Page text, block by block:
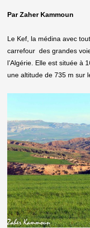
Par Zaher Kammoun
Le Kef, la médina avec
carrefour des grandes
l’Algérie. Elle est située à
une altitude de 735 m sur